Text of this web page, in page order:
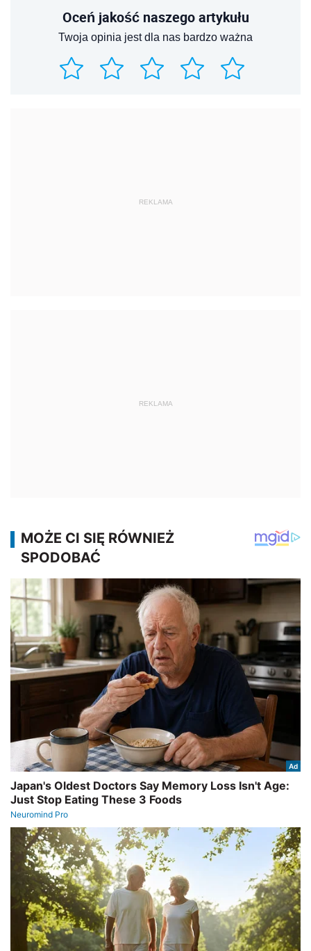
Oceń jakość naszego artykułu
Twoja opinia jest dla nas bardzo ważna
REKLAMA
REKLAMA